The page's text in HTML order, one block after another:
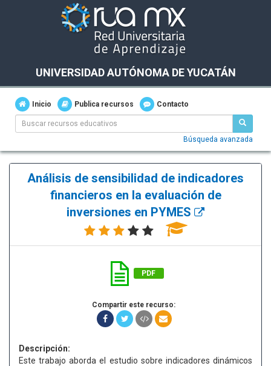
UNIVERSIDAD AUTÓNOMA DE YUCATÁN
Inicio Publica recursos Contacto
Búsqueda avanzada
Análisis de sensibilidad de indicadores
financieros en la evaluación de
inversiones en PYMES
PDF
Compartir este recurso:
Descripción:
Este trabajo aborda el estudio sobre indicadores dinámicos